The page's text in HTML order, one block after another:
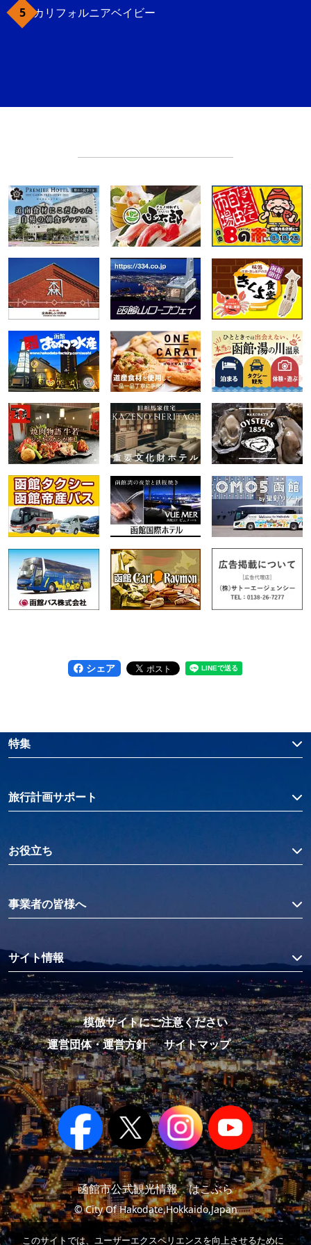
カリフォルニアベイビー
シェア
特集
旅行計画サポート
お役立ち
事業者の皆様へ
サイト情報
模倣サイトにご注意ください
運営団体・運営方針
サイトマップ
函館市公式観光情報 はこぶら
© City Of Hakodate,Hokkaido,Japan
このサイトでは、ユーザーエクスペリエンスを向上させるために